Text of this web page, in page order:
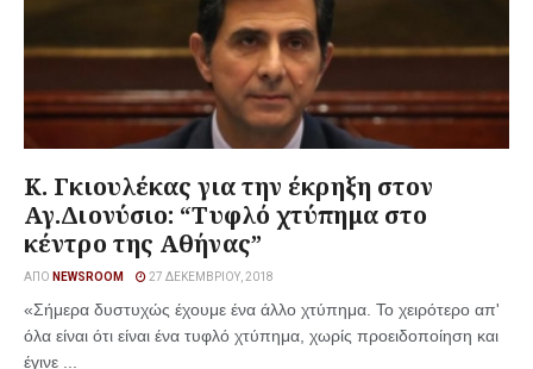
Κ. Γκιουλέκας για την έκρηξη στον
Αγ.Διονύσιο: “Τυφλό χτύπημα στο
κέντρο της Αθήνας”
ΑΠΌ NEWSROOM 27 ΔΕΚΕΜΒΡΊΟΥ, 2018
«Σήμερα δυστυχώς έχουμε ένα άλλο χτύπημα. Το χειρότερο απ'
όλα είναι ότι είναι ένα τυφλό χτύπημα, χωρίς προειδοποίηση και
έγινε ...